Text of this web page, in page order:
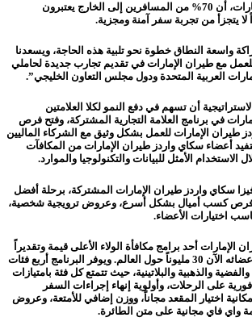
وتابعت، هنا في دولة الإمارات، أن 70% من المسافرين إلى الخارج يعتبرون
لا يتجزأ من تجربة سفر آمنة ومجزية.
واسعة النطاق خطوة نحو تلبية هذه الحاجة، ويسعدنا
مع طيران الإمارات في تقديم تجارب جديدة لحاملي
العربية المتحدة ودول مجلس التعاون الخليجي”.
أن تسهم في دفع النمو لكلا العلامتين
في برنامج العلامة التجارية المشتركة، وفتح فرص
طيران الإمارات للعمل بشكل وثيق مع الشركاء الماليين
أعضاء سكاي واردز طيران الإمارات من المكافآت
الأمثل للبيانات والتكنولوجيا والموارد.
سكاي واردز طيران الإمارات المشتركة، برحلة أفضل
كسب أميال بشكل أسرع، وعروض ترويجية شخصية،
اختيارات الأعضاء.
الإمارات أحد برامج مكافأة الولاء الأعلى قيمة وتقديراً
في العالم، ويتجاوز عدد أعضائه الآن 30 مليوناً حول العالم. ويوفر البرنامج أربع فئات
والذهبية والبلاتينية، حيث تتمتع كل فئة بامتيازات
على الرحلات، وأولوية إنهاء إجراءات السفر
اختيار المقعد مجاناً، ووزن إضافي للأمتعة، وعروض
واي فاي مجانية على متن الطائرة.